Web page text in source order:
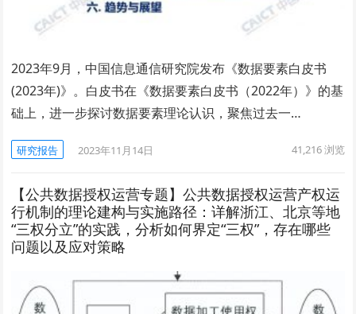
2023年9月，中国信息通信研究院发布《数据要素白皮书
(2023年)》。白皮书在《数据要素白皮书（2022年）》的基
础上，进一步探讨数据要素理论认识，聚焦过去一…
研究报告 2023年11月14日 41,216浏览
【公共数据授权运营专题】公共数据授权运营产权运
行机制的理论建构与实施路径：详解浙江、北京等地
“三权分立”的实践，分析如何界定“三权”，存在哪些
问题以及应对策略